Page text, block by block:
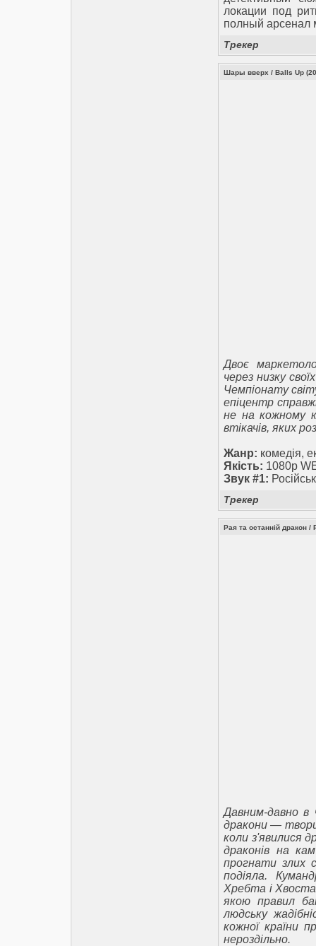
локации под
полный арсенал
Трекер
Шары вверх / Balls Up
Двоє
через низку
Чемпіонату
епіцентр
не на кожному
втікачів, яких
Жанр: комедія,
Якість: 1080p
Звук #1:
Трекер
Рая та останній дракон
Давним-давно в
дракони —
коли з'явилися
драконів на
прогнати злих
подіяла.
Хребта і Хвоста,
якою правил
людську
кожної країни
нероздільно.